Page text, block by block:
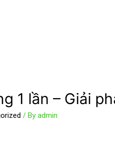
1 lần – Giải
/ Byadmin